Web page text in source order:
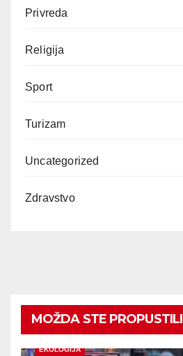
Privreda
Religija
Sport
Turizam
Uncategorized
Zdravstvo
MOŽDA STE PROPUSTILI
EKOLOGIJA